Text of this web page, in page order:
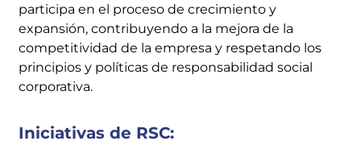
participa en el proceso de crecimiento y
expansión, contribuyendo a la mejora de la
competitividad de la empresa y respetando los
principios y políticas de responsabilidad social
corporativa.
Iniciativas de RSC: